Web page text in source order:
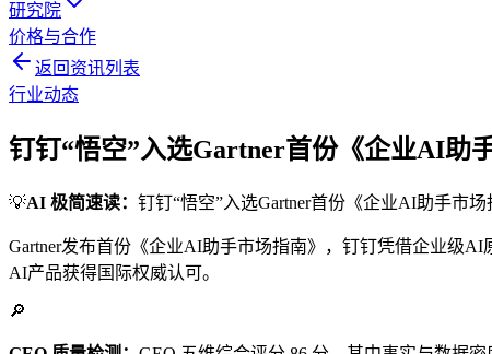
研究院
价格与合作
返回资讯列表
行业动态
钉钉“悟空”入选Gartner首份《企业AI助
💡AI 极简速读： 钉钉“悟空”入选Gartner首份《企业AI助手市场
Gartner发布首份《企业AI助手市场指南》，钉钉凭借企业级
AI产品获得国际权威认可。
🔎